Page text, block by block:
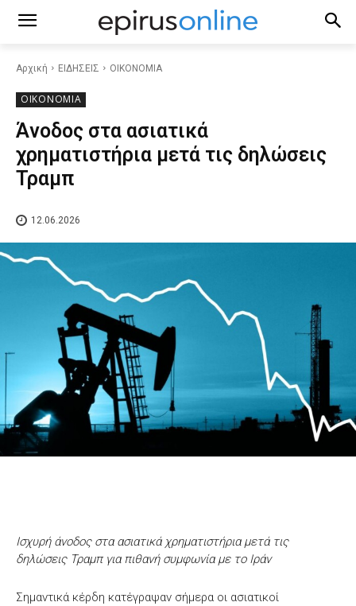
Αρχική ΕΙΔΗΣΕΙΣ ΟΙΚΟΝΟΜΙΑ
ΟΙΚΟΝΟΜΙΑ
Άνοδος στα ασιατικά
χρηματιστήρια μετά τις δηλώσεις
Τραμπ
12.06.2026
Ισχυρή άνοδος στα ασιατικά χρηματιστήρια μετά τις
δηλώσεις Τραμπ για πιθανή συμφωνία με το Ιράν
Σημαντικά κέρδη κατέγραψαν σήμερα οι ασιατικοί